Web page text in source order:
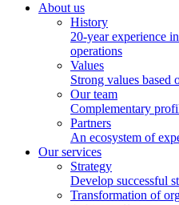
About us
History
20-year experience
operations
Values
Strong values based
Our team
Complementary
Partners
An ecosystem of
Our services
Strategy
Develop successful
Transformation of